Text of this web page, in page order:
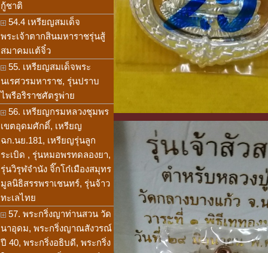
กู้ชาติ
54.4 เหรียญสมเด็จ
พระเจ้าตากสินมหาราชรุ่นสู้
สมาคมแต้จิ๋ว
55. เหรียญสมเด็จพระ
นเรศวรมหาราช, รุ่นปราบ
ไพรีอริราชศัตรูพ่าย
56. เหรียญกรมหลวงชุมพร
เขตอุดมศักดิ์, เหรียญ
ฉก.นย.181, เหรียญรุ่นลูก
ระเบิด , รุ่นหมอพรทดลองยา,
รุ่นวิรุฬจำนัง จิ๊กโก๋เมืองสมุทร
มูลนิธิสรรพราเชนทร์, รุ่นจ้าว
ทะเลไทย
57. พระกริ่งญาท่านสวน วัด
นาอุดม, พระกริ่งญาณสังวรณ์
ปี 40, พระกริ่งอธิบดี, พระกริ่ง